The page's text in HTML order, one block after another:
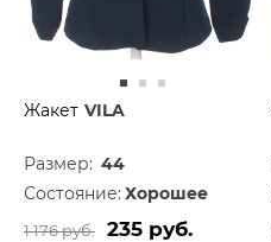
Жакет VILA
Размер: 44
Состояние: Хорошее
1 176 руб. 235 руб.